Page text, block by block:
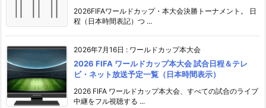
2026FIFAワールドカップ・本大会決勝トーナメント。 日
程（日本時間表記）つ ...
2026年7月16日 : ワールドカップ本大会
2026 FIFA ワールドカップ本大会 試合日程＆テレ
ビ・ネット放送予定一覧（日本時間表示）
2026 FIFA ワールドカップ本大会、すべての試合のライブ
中継をフル視聴する ...